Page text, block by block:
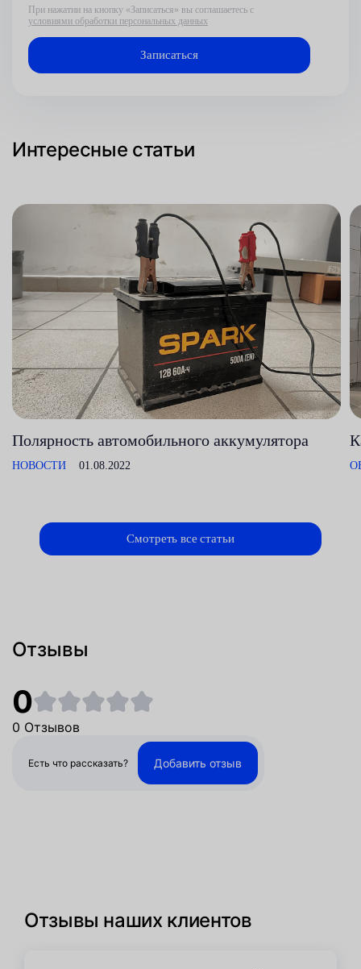
При нажатии на кнопку «Записаться» вы соглашаетесь с
условиями обработки персональных данных
Интересные статьи
Полярность автомобильного аккумулятора
НОВОСТИ 01.08.2022
Смотреть все статьи
Отзывы
0
0 Отзывов
Есть что рассказать? Добавить отзыв
Отзывы наших клиентов